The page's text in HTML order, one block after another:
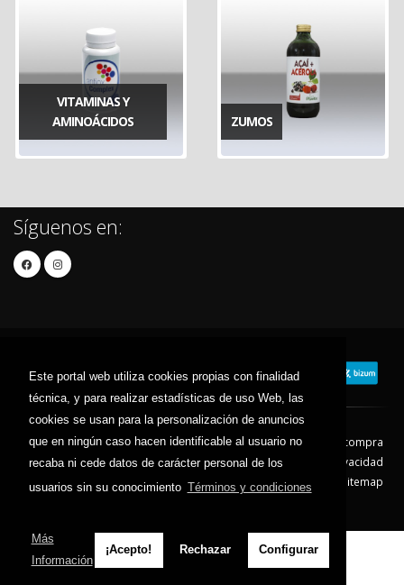
Este portal web utiliza cookies propias con finalidad
técnica, y para realizar estadísticas de uso Web, las
cookies se usan para la personalización de anuncios
que en ningún caso hacen identificable al usuario no
recaba ni cede datos de carácter personal de los
usuarios sin su conocimiento Términos y condiciones
Más
Información
¡Acepto! Rechazar Configurar
VITAMINAS Y
AMINOÁCIDOS
ZUMOS
Síguenos en:
Contacto Aviso Legal
Condiciones de compra
Política de envíos
Política de devolución
Política de Privacidad
Política de Cookies
Sitemap